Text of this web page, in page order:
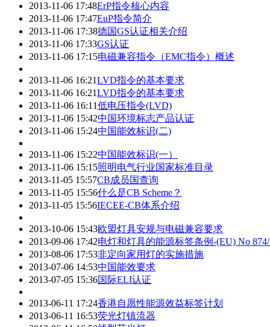
2013-11-06 17:48ErP指令核心内容
2013-11-06 17:47EuP指令简介
2013-11-06 17:38德国GS认证相关介绍
2013-11-06 17:33GS认证
2013-11-06 17:15电磁兼容指令（EMC指令）概述
2013-11-06 16:21LVD指令的基本要求
2013-11-06 16:21LVD指令的基本要求
2013-11-06 16:11低电压指令(LVD)
2013-11-06 15:42中国环境标志产品认证
2013-11-06 15:24中国能效标识(二)
2013-11-06 15:22中国能效标识(一）
2013-11-06 15:15照明电气行业国家标准目录
2013-11-05 15:57CB成员国查询
2013-11-05 15:56什么是CB Scheme？
2013-11-05 15:56IECEE-CB体系介绍
2013-10-06 15:43欧盟灯具安规与电磁兼容要求
2013-09-06 17:42电灯和灯具的能源标签条例-(EU) No 874/
2013-08-06 17:53非定向家用灯的实施措施
2013-07-06 14:53中国能效要求
2013-07-05 15:36国际ELI认证
2013-06-11 17:24香港自愿性能源效益标签计划
2013-06-11 16:53荧光灯镇流器